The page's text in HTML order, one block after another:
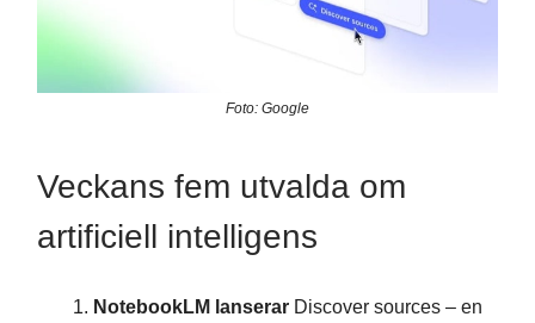
Foto: Google
Veckans fem utvalda om
artificiell intelligens
NotebookLM lanserar Discover sources – en